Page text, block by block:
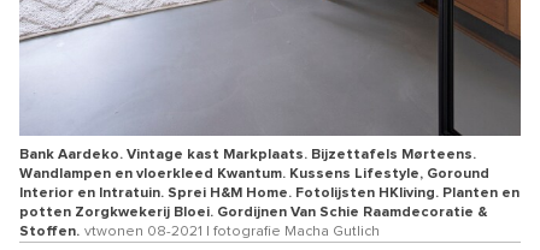
Bank Aardeko. Vintage kast Markplaats. Bijzettafels Mørteens.
Wandlampen en vloerkleed Kwantum. Kussens Lifestyle, Goround
Interior en Intratuin. Sprei H&M Home. Fotolijsten HKliving. Planten en
potten Zorgkwekerij Bloei. Gordijnen Van Schie Raamdecoratie &
Stoffen. vtwonen 08-2021 | fotografie Macha Gutlich